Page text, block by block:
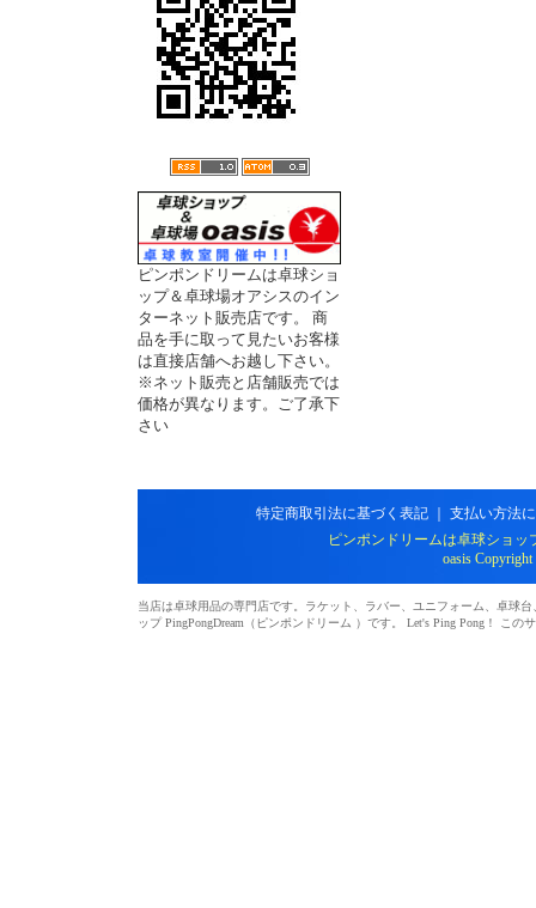
ピンポンドリームは卓球ショ
ップ＆卓球場オアシスのイン
ターネット販売店です。 商
品を手に取って見たいお客様
は直接店舗へお越し下さい。
※ネット販売と店舗販売では
価格が異なります。ご了承下
さい
特定商取引法に基づく表記 ｜ 支払い方法
ピンポンドリームは卓球ショ
oasis
当店は卓球用品の専門店です。ラケット、ラバー、ユニフォーム、卓球
ップ PingPongDream（ピンポンドリーム ）です。 Let's Ping Pong！ こ